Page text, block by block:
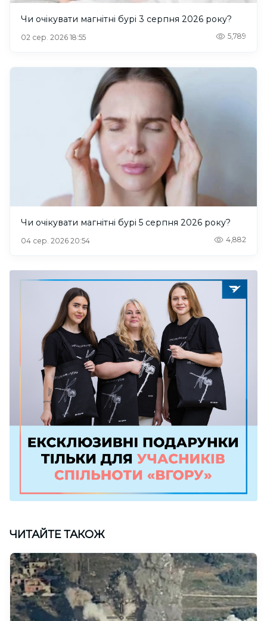
Чи очікувати магнітні бурі 3 серпня 2026 року?
02 сер. 2026 18:55 5,789
Чи очікувати магнітні бурі 5 серпня 2026 року?
04 сер. 2026 20:54 4,882
ЧИТАЙТЕ ТАКОЖ